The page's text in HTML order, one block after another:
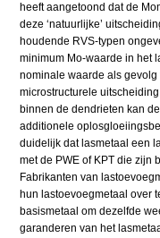
heeft aangetoond dat de
deze ‘natuurlijke’
houdende RVS-typen
minimum Mo-waarde in het
nominale waarde als
microstructurele
binnen de dendrieten kan
additionele
duidelijk dat lasmetaal een
met de PWE of KPT die zijn
Fabrikanten van
hun lastoevoegmetaal over
basismetaal om dezelfde
garanderen van het